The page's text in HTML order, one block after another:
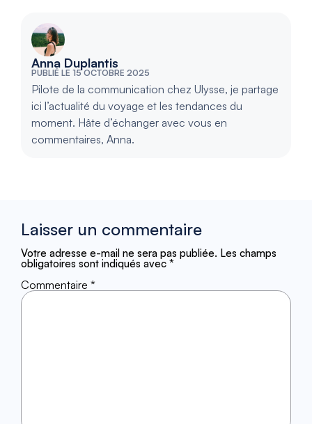
Anna Duplantis
PUBLIÉ LE 15 OCTOBRE 2025
Pilote de la communication chez Ulysse, je partage
ici l’actualité du voyage et les tendances du
moment. Hâte d’échanger avec vous en
commentaires, Anna.
Laisser un commentaire
Votre adresse e-mail ne sera pas publiée. Les champs
obligatoires sont indiqués avec *
Commentaire *